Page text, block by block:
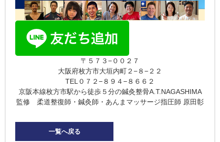
〒５７３−００２７
大阪府枚方市大垣内町２−８−２２
TEL０７２−８９４−８６６２
京阪本線枚方市駅から徒歩５分の鍼灸整骨A.T.NAGASHIMA
監修 柔道整復師・鍼灸師・あんまマッサージ指圧師 原田彰
一覧へ戻る